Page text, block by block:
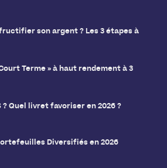
son argent ? Les 3 étapes à
Terme » à haut rendement à 3
? Quel livret favoriser en 2026 ?
Diversifiés en 2026